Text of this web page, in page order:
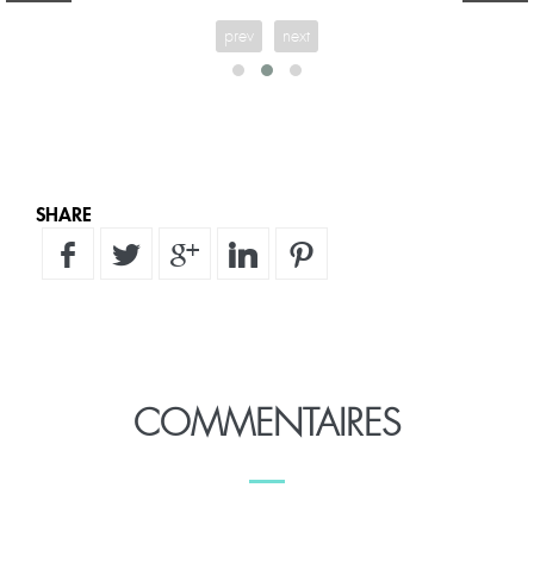
prev next
SHARE
COMMENTAIRES